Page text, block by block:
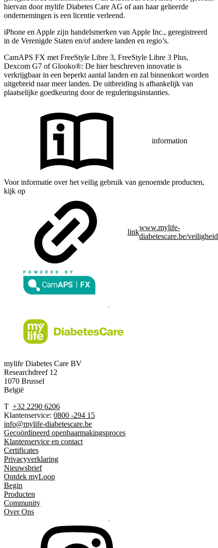
hiervan door mylife Diabetes Care AG of aan haar gelieerde
ondernemingen is een licentie verleend.
iPhone en Apple zĳn handelsmerken van Apple Inc., geregistreerd
in de Verenigde Staten en/of andere landen en regio’s.
CamAPS FX met FreeStyle Libre 3, FreeStyle Libre 3 Plus,
Dexcom G7 of Glooko®: De hier beschreven innovatie is
verkrijgbaar in een beperkt aantal landen en zal binnenkort worden
uitgebreid naar meer landen. De uitbreiding is afhankelijk van
plaatselijke goedkeuring door de reguleringsinstanties.
information
Voor informatie over het veilig gebruik van genoemde producten,
kijk op
link
www.mylife-
diabetescare.be/veiligheid
mylife Diabetes Care BV
Researchdreef 12
1070 Brussel
België
T +32 2290 6206
Klantenservice: 0800 -294 15
info@mylife-diabetescare.be
Gecoördineerd openbaarmakingsproces
Klantenservice en contact
Certificates
Privacyverklaring
Nieuwsbrief
Ontdek myLoop
Begin
Producten
Community
Over Ons